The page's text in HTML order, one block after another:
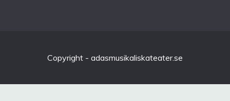
Copyright - adasmusikaliskateater.se